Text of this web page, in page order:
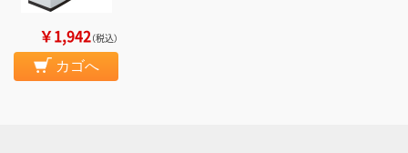
￥1,942（税込）
カゴへ